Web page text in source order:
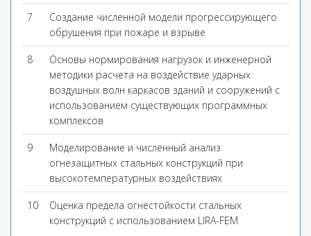
7
Создание численной модели прогрессирующего
обрушения при пожаре и взрыве
8
Основы нормирования нагрузок и инженерной
методики расчета на воздействие ударных
воздушных волн каркасов зданий и сооружений с
использованием существующих программных
комплексов
9
Моделирование и численный анализ
огнезащитных стальных конструкций при
высокотемпературных воздействиях
10
Оценка предела огнестойкости стальных
конструкций с использованием LIRA-FEM